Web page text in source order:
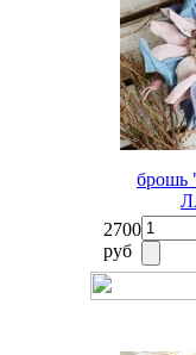
2700
руб